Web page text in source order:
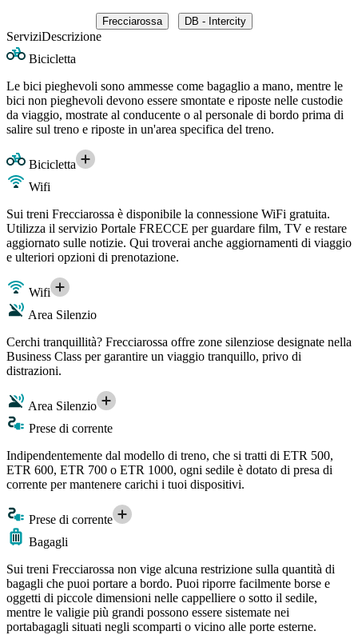
Frecciarossa DB - Intercity
ServiziDescrizione
Bicicletta
Le bici pieghevoli sono ammesse come bagaglio a mano, mentre le
bici non pieghevoli devono essere smontate e riposte nelle custodie
da viaggio, mostrate al conducente o al personale di bordo prima di
salire sul treno e riposte in un'area specifica del treno.
Bicicletta
Wifi
Sui treni Frecciarossa è disponibile la connessione WiFi gratuita.
Utilizza il servizio Portale FRECCE per guardare film, TV e restare
aggiornato sulle notizie. Qui troverai anche aggiornamenti di viaggio
e ulteriori opzioni di prenotazione.
Wifi
Area Silenzio
Cerchi tranquillità? Frecciarossa offre zone silenziose designate nella
Business Class per garantire un viaggio tranquillo, privo di
distrazioni.
Area Silenzio
Prese di corrente
Indipendentemente dal modello di treno, che si tratti di ETR 500,
ETR 600, ETR 700 o ETR 1000, ogni sedile è dotato di presa di
corrente per mantenere carichi i tuoi dispositivi.
Prese di corrente
Bagagli
Sui treni Frecciarossa non vige alcuna restrizione sulla quantità di
bagagli che puoi portare a bordo. Puoi riporre facilmente borse e
oggetti di piccole dimensioni nelle cappelliere o sotto il sedile,
mentre le valigie più grandi possono essere sistemate nei
portabagagli situati negli scomparti o vicino alle porte esterne.